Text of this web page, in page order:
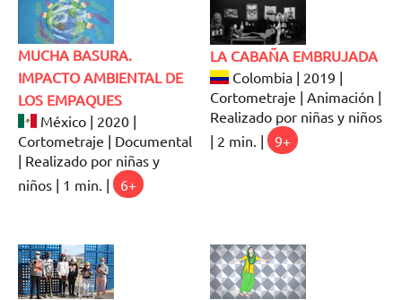
MUCHA BASURA.
IMPACTO AMBIENTAL DE
LOS EMPAQUES
México | 2020 |
Cortometraje | Documental
| Realizado por niñas y
niños | 1 min. |
6+
LA CABAÑA EMBRUJADA
Colombia | 2019 |
Cortometraje | Animación |
Realizado por niñas y niños
| 2 min. |
9+